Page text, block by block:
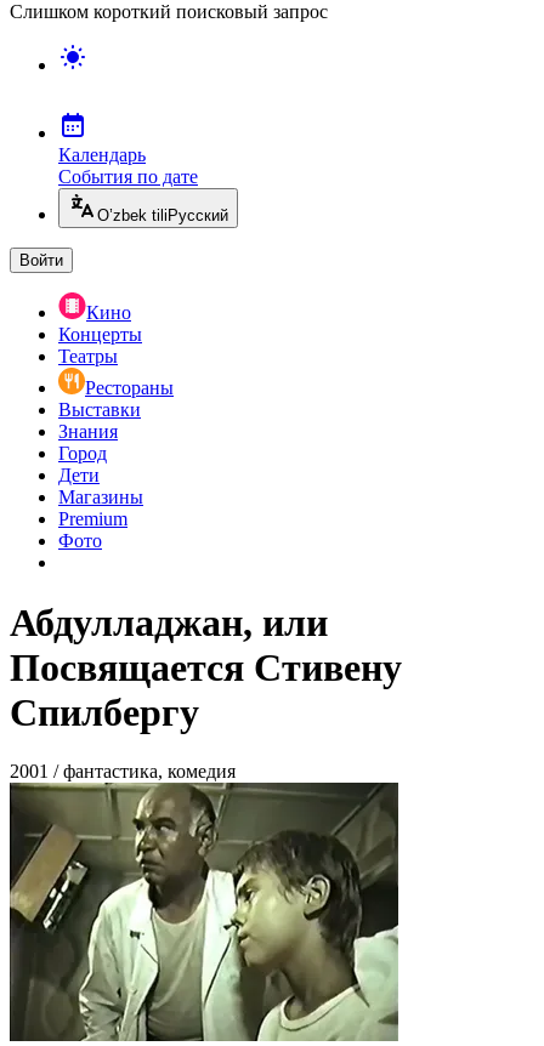
Слишком короткий поисковый запрос
Календарь
События по дате
O’zbek tili Русский
Войти
Кино
Концерты
Театры
Рестораны
Выставки
Знания
Город
Дети
Магазины
Premium
Фото
Абдулладжан, или
Посвящается Стивену
Спилбергу
2001 / фантастика, комедия